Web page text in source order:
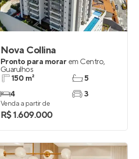
Nova Collina
Pronto para morar em Centro,
Guarulhos
150 m²
4
5
3
Venda a partir de
R$ 1.609.000